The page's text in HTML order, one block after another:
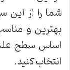
بهترین و
اساس سطح
انتخاب کنید.